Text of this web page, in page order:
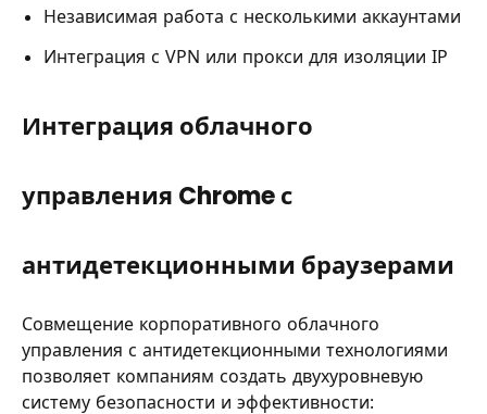
Независимая работа с несколькими аккаунтами
Интеграция с VPN или прокси для изоляции IP
Интеграция облачного
управления Chrome с
антидетекционными браузерами
Совмещение корпоративного облачного
управления с антидетекционными технологиями
позволяет компаниям создать двухуровневую
систему безопасности и эффективности: